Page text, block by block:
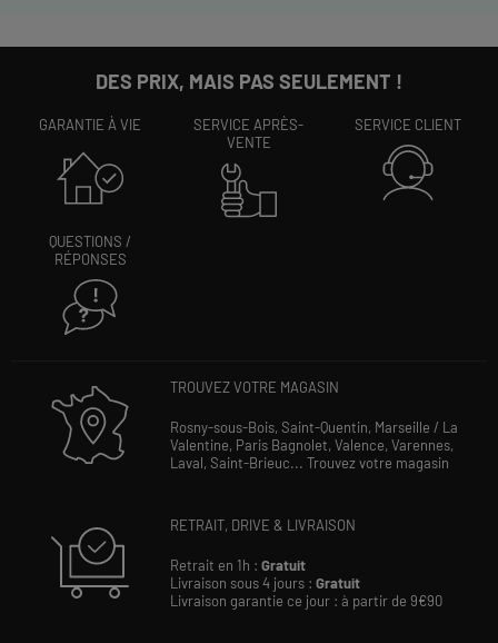
DES PRIX, MAIS PAS SEULEMENT !
GARANTIE À VIE
SERVICE APRÈS-
VENTE
SERVICE CLIENT
QUESTIONS /
RÉPONSES
TROUVEZ VOTRE MAGASIN
Rosny-sous-Bois, Saint-Quentin, Marseille / La
Valentine, Paris Bagnolet, Valence, Varennes,
Laval, Saint-Brieuc... Trouvez votre magasin
RETRAIT, DRIVE & LIVRAISON
Retrait en 1h : Gratuit
Livraison sous 4 jours : Gratuit
Livraison garantie ce jour : à partir de 9€90